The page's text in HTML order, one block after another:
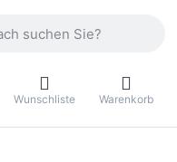
Wunschliste Warenkorb